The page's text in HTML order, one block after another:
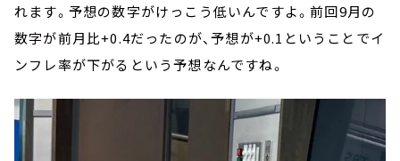
れます。予想の数字がけっこう低いんですよ。前回9月の
数字が前月比+0.4だったのが、予想が+0.1ということでイ
ンフレ率が下がるという予想なんですね。